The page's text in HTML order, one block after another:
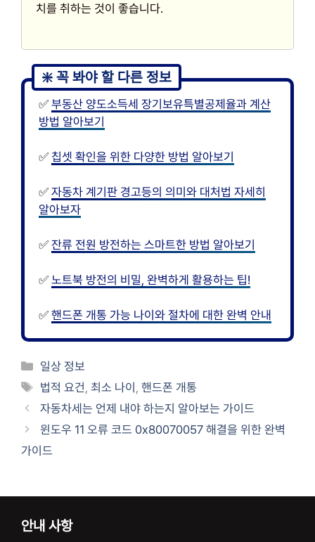
치를 취하는 것이 좋습니다.
✅ 부동산 양도소득세 장기보유특별공제율과 계산
방법 알아보기
✅ 칩셋 확인을 위한 다양한 방법 알아보기
✅ 자동차 계기판 경고등의 의미와 대처법 자세히
알아보자
✅ 잔류 전원 방전하는 스마트한 방법 알아보기
✅ 노트북 방전의 비밀, 완벽하게 활용하는 팁!
✅ 핸드폰 개통 가능 나이와 절차에 대한 완벽 안내
카
테
리
일상 정보
태
그
법적 요건,최소 나이 ,핸드폰 개통
자동차세는 언제 내야 하는지 알아보는 가이드
윈도우 11 오류 코드 0x80070057 해결을 위한 완벽
가이드
안내 사항